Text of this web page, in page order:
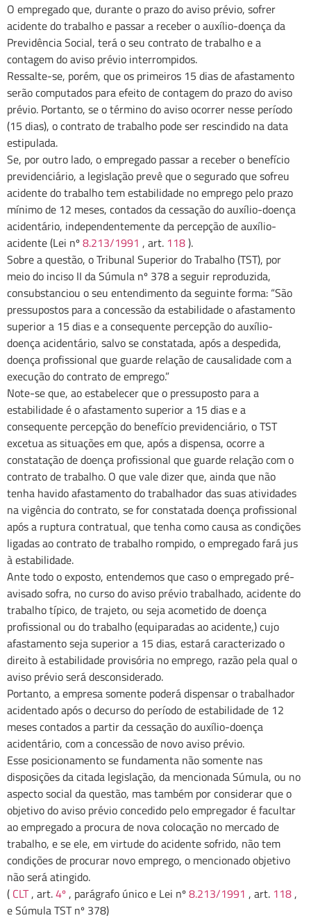
O empregado que, durante o prazo do aviso prévio, sofrer
acidente do trabalho e passar a receber o auxílio-doença da
Previdência Social, terá o seu contrato de trabalho e a
contagem do aviso prévio interrompidos.
Ressalte-se, porém, que os primeiros 15 dias de afastamento
serão computados para efeito de contagem do prazo do aviso
prévio. Portanto, se o término do aviso ocorrer nesse período
(15 dias), o contrato de trabalho pode ser rescindido na data
estipulada.
Se, por outro lado, o empregado passar a receber o benefício
previdenciário, a legislação prevê que o segurado que sofreu
acidente do trabalho tem estabilidade no emprego pelo prazo
mínimo de 12 meses, contados da cessação do auxílio-doença
acidentário, independentemente da percepção de auxílio-
acidente (Lei nº8.213/1991 , art. 118).
Sobre a questão, o Tribunal Superior do Trabalho (TST), por
meio do inciso II da Súmula nº 378 a seguir reproduzida,
consubstanciou o seu entendimento da seguinte forma: “São
pressupostos para a concessão da estabilidade o afastamento
superior a 15 dias e a consequente percepção do auxílio-
doença acidentário, salvo se constatada, após a despedida,
doença profissional que guarde relação de causalidade com a
execução do contrato de emprego.”
Note-se que, ao estabelecer que o pressuposto para a
estabilidade é o afastamento superior a 15 dias e a
consequente percepção do benefício previdenciário, o TST
excetua as situações em que, após a dispensa, ocorre a
constatação de doença profissional que guarde relação com o
contrato de trabalho. O que vale dizer que, ainda que não
tenha havido afastamento do trabalhador das suas atividades
na vigência do contrato, se for constatada doença profissional
após a ruptura contratual, que tenha como causa as condições
ligadas ao contrato de trabalho rompido, o empregado fará jus
à estabilidade.
Ante todo o exposto, entendemos que caso o empregado pré-
avisado sofra, no curso do aviso prévio trabalhado, acidente do
trabalho típico, de trajeto, ou seja acometido de doença
profissional ou do trabalho (equiparadas ao acidente,) cujo
afastamento seja superior a 15 dias, estará caracterizado o
direito à estabilidade provisória no emprego, razão pela qual o
aviso prévio será desconsiderado.
Portanto, a empresa somente poderá dispensar o trabalhador
acidentado após o decurso do período de estabilidade de 12
meses contados a partir da cessação do auxílio-doença
acidentário, com a concessão de novo aviso prévio.
Esse posicionamento se fundamenta não somente nas
disposições da citada legislação, da mencionada Súmula, ou no
aspecto social da questão, mas também por considerar que o
objetivo do aviso prévio concedido pelo empregador é facultar
ao empregado a procura de nova colocação no mercado de
trabalho, e se ele, em virtude do acidente sofrido, não tem
condições de procurar novo emprego, o mencionado objetivo
não será atingido.
( CLT, art.4º, parágrafo único e Lei nº8.213/1991 , art. 118,
e Súmula TST nº 378)